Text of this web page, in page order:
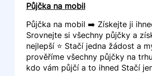
Půjčka na mobil
Půjčka na mobil ➡️ Získejte ji
Srovnejte si všechny půjčky a
nejlepší ⭐ Stačí jedna žádost a
prověříme všechny půjčky na
kdo vám půjčí a to ihned Stačí